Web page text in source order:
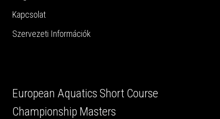
Kapcsolat
Szervezeti Információk
European Aquatics Short Course
Championship Masters